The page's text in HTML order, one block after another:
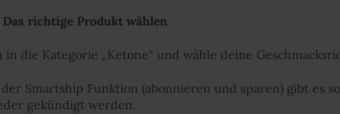
richtige Produkt wählen
in die Kategorie „Ketone“ und wähle deine
Smartship Funktion (abonnieren und sparen) gibt es
gekündigt werden.